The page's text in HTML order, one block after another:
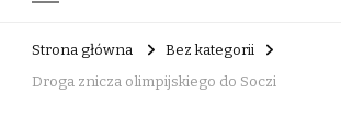
Strona główna
Bez kategorii
Droga znicza olimpijskiego do Soczi